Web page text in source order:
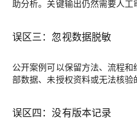
助分析。关键输出仍然需要人工
误区三：忽视数据脱敏
公开案例可以保留方法、流程
部数据、未授权资料或无法核验
误区四：没有版本记录